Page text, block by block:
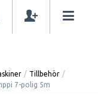
/ Tillbehör /
7-polig 5m